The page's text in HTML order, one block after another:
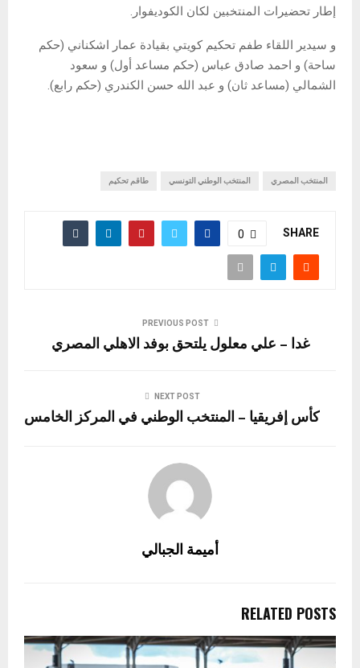
إطار تحضيرات المنتخبين لكان الكوديفوار.
و سيدير اللقاء طفم تحكيم كويتي بقيادة عمار اشكناني (حكم
ساحة) و احمد صادق عباس (حكم مساعد أول) و سعود
الشمالي (مساعد ثان) و عبد الله حسن الكندري (حكم رابع).
المنتخب المصري المنتخب الوطني التونسي طاقم تحكيم
SHARE
0
PREVIOUS POST
غدا – علي معلول يلتحق بوفد الاهلي المصري
NEXT POST
كأس إفريقيا – المنتخب الوطني في المركز الخامس
أميمة الجبالي
RELATED POSTS